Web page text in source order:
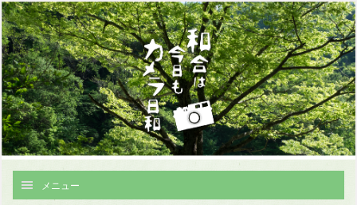
メニュー